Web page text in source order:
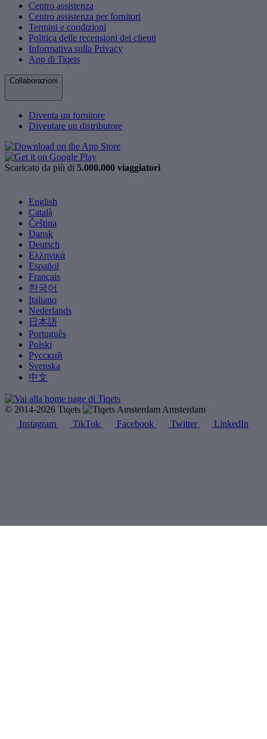
Centro assistenza
Centro assistenza per fornitori
Termini e condizioni
Politica delle recensioni dei clienti
Informativa sulla Privacy
App di Tiqets
Collaborazioni
Diventa un fornitore
Diventare un distributore
Scaricato da più di 5.000.000 viaggiatori
English
Català
Čeština
Dansk
Deutsch
Ελληνικά
Español
Français
한국어
Italiano
Nederlands
日本語
Português
Polski
Русский
Svenska
中文
© 2014-2026 Tiqets
Amsterdam
Instagram
TikTok Facebook Twitter LinkedIn